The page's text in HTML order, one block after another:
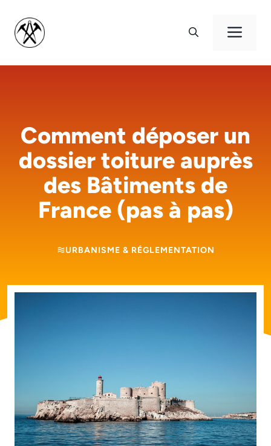
contenu
Comment déposer un
dossier toiture auprès
des Bâtiments de
France (pas à pas)
URBANISME & RÉGLEMENTATION